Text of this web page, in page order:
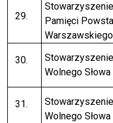
Stowarzyszenie
Pamięci
Stowarzyszenie
Wolnego Słowa
Stowarzyszenie
Wolnego Słowa